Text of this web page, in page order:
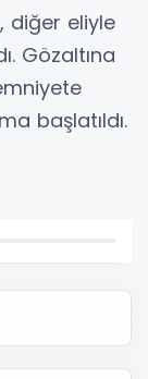
diğer eliyle
Gözaltına
başlatıldı.